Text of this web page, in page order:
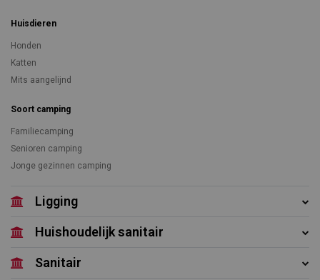
Huisdieren
Honden
Katten
Mits aangelijnd
Soort camping
Familiecamping
Senioren camping
Jonge gezinnen camping
Ligging
Huishoudelijk sanitair
Sanitair